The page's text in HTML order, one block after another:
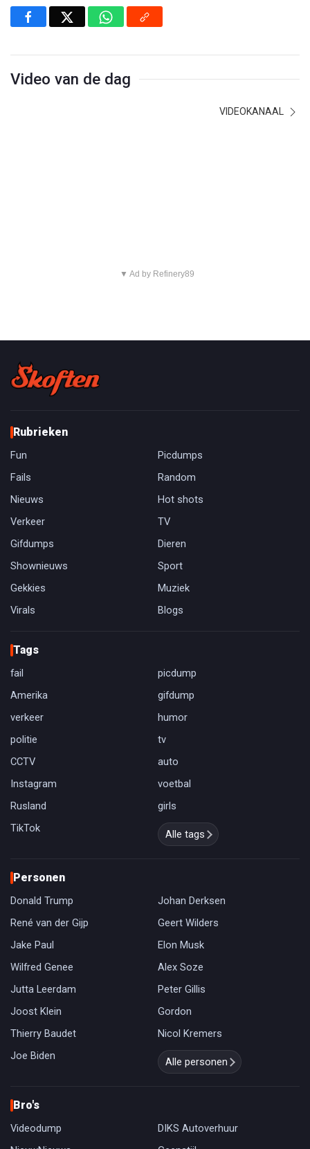
Video van de dag
VIDEOKANAAL
▼ Ad by Refinery89
Rubrieken
Fun
Picdumps
Fails
Random
Nieuws
Hot shots
Verkeer
TV
Gifdumps
Dieren
Shownieuws
Sport
Gekkies
Muziek
Virals
Blogs
Tags
fail
picdump
Amerika
gifdump
verkeer
humor
politie
tv
CCTV
auto
Instagram
voetbal
Rusland
girls
TikTok
Alle tags
Personen
Donald Trump
Johan Derksen
René van der Gijp
Geert Wilders
Jake Paul
Elon Musk
Wilfred Genee
Alex Soze
Jutta Leerdam
Peter Gillis
Joost Klein
Gordon
Thierry Baudet
Nicol Kremers
Joe Biden
Alle personen
Bro's
Videodump
DIKS Autoverhuur